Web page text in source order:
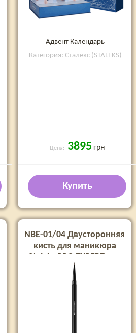
Адвент Календарь
Категория: Сталекс (STALEKS)
Цена: 3895 грн
Купить
NBE-01/04 Двусторонняя
кисть для маникюра
Staleks PRO EXPERT для
геля 7 мм лайнер 7 мм